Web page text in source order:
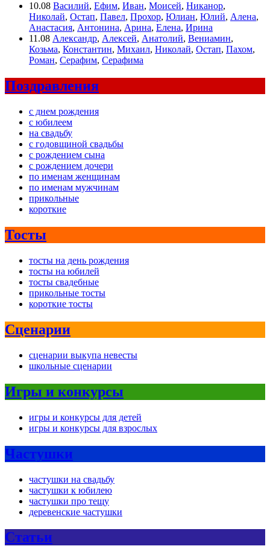
10.08 Василий, Ефим, Иван, Моисей, Никанор,
Николай, Остап, Павел, Прохор, Юлиан, Юлий, Алена,
Анастасия, Антонина, Арина, Елена, Ирина
11.08 Александр, Алексей, Анатолий, Вениамин,
Козьма, Константин, Михаил, Николай, Остап, Пахом,
Роман, Серафим, Серафима
Поздравления
с днем рождения
с юбилеем
на свадьбу
с годовщиной свадьбы
с рождением сына
с рождением дочери
по именам женщинам
по именам мужчинам
прикольные
короткие
Тосты
тосты на день рождения
тосты на юбилей
тосты свадебные
прикольные тосты
короткие тосты
Сценарии
сценарии выкупа невесты
школьные сценарии
Игры и конкурсы
игры и конкурсы для детей
игры и конкурсы для взрослых
Частушки
частушки на свадьбу
частушки к юбилею
частушки про тещу
деревенские частушки
Статьи